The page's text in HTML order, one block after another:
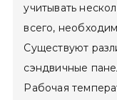
учитывать
всего,
Существуют
сэндвичные
Рабочая